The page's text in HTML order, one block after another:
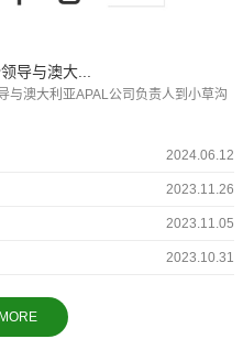
导与澳大...
与澳大利亚APAL公司负责人到小草沟
2024.06.12
2023.11.26
2023.11.05
2023.10.31